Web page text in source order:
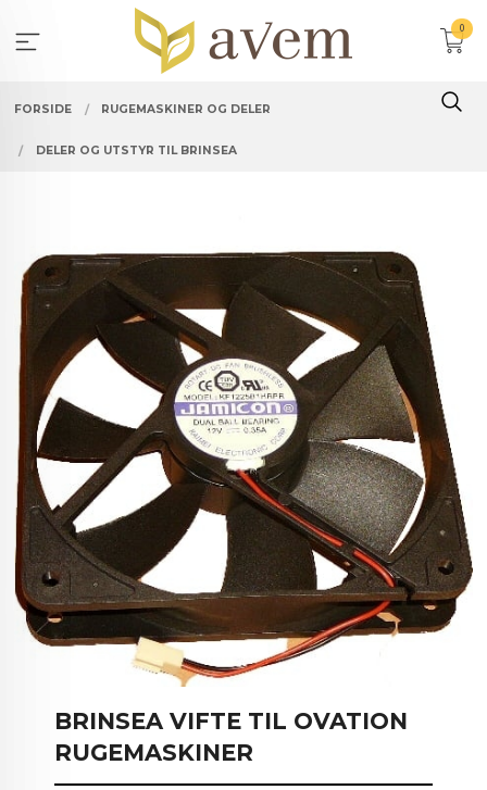
innholdet
0
FORSIDE RUGEMASKINER OG DELER
DELER OG UTSTYR TIL BRINSEA
BRINSEA VIFTE TIL OVATION
RUGEMASKINER